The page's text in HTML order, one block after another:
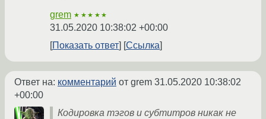
grem ★★★★★
31.05.2020 10:38:02 +00:00
Показать ответ
Ссылка
Ответ на: комментарий от grem 31.05.2020 10:38:02
+00:00
Кодировка тэгов и субтитров никак не